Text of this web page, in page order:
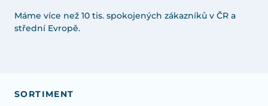
Máme více než 10 tis. spokojených zákazníků v ČR a
střední Evropě.
SORTIMENT